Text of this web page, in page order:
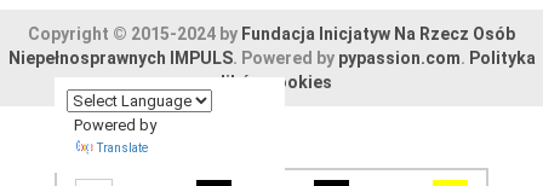
Powered by
Translate
Copyright © 2015-2024 by Fundacja Inicjatyw Na Rzecz Osób
Niepełnosprawnych IMPULS. Powered by pypassion.com. Polityka
plików cookies